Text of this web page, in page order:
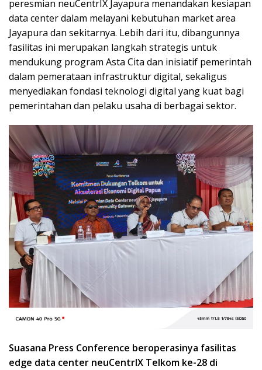
peresmian neuCentrIX Jayapura menandakan kesiapan
data center dalam melayani kebutuhan market area
Jayapura dan sekitarnya. Lebih dari itu, dibangunnya
fasilitas ini merupakan langkah strategis untuk
mendukung program Asta Cita dan inisiatif pemerintah
dalam pemerataan infrastruktur digital, sekaligus
menyediakan fondasi teknologi digital yang kuat bagi
pemerintahan dan pelaku usaha di berbagai sektor.
Suasana Press Conference beroperasinya fasilitas
edge data center neuCentrIX Telkom ke-28 di